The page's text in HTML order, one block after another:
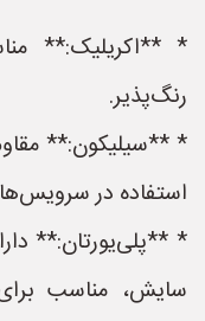
* **اکریلیک:**
رنگ‌پذیر.
* **سیلیکون:**
استفاده در
* **پلی‌یورتان:**
سایش، مناسب